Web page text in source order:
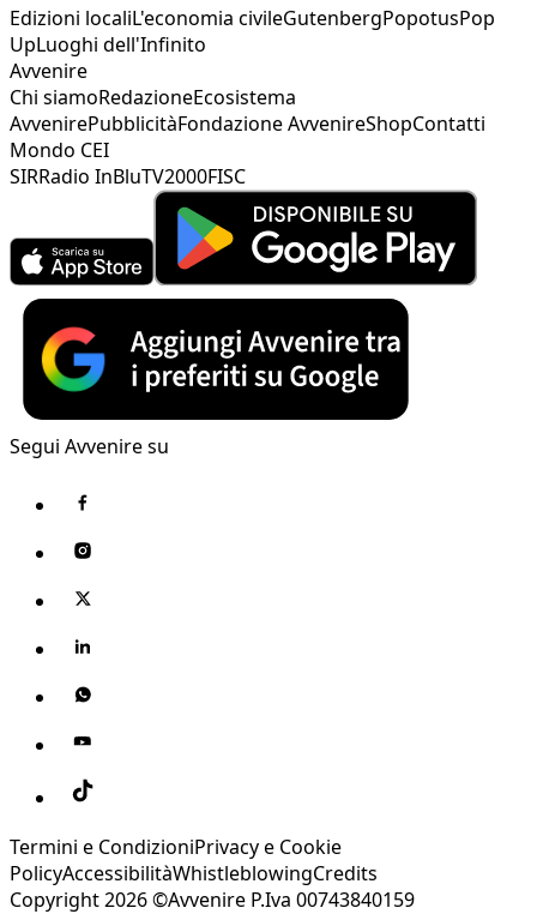
Edizioni localiL'economia civileGutenbergPopotusPop
UpLuoghi dell'Infinito
Avvenire
Chi siamoRedazioneEcosistema
AvvenirePubblicitàFondazione AvvenireShopContatti
Mondo CEI
SIRRadio InBluTV2000FISC
Segui Avvenire su
Termini e CondizioniPrivacy e Cookie
PolicyAccessibilitàWhistleblowingCredits
Copyright 2026 ©Avvenire P.Iva 00743840159